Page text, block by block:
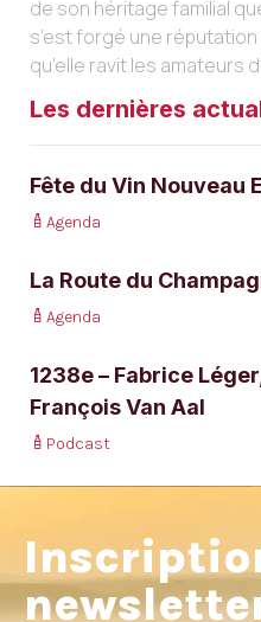
de son héritage familial
s’est forgé une
qu’elle ravit les amateurs
Les dernières
Fête du Vin Nouveau
Agenda
La Route du
Agenda
1238e – Fabrice
François Van Aal
Podcast